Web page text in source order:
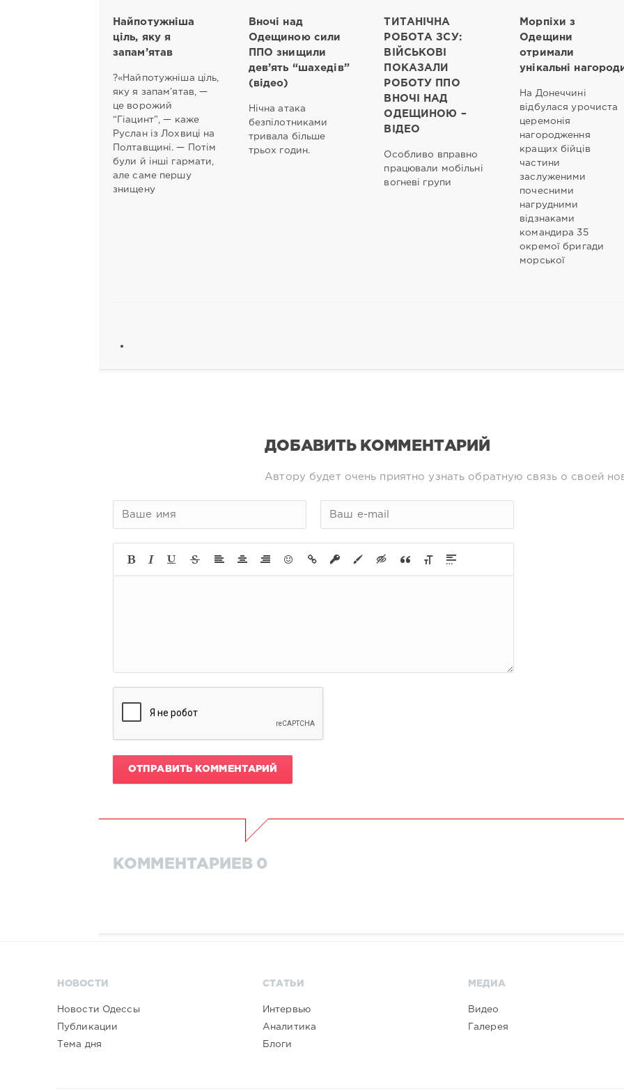
Найпотужніша
ціль, яку я
запам’ятав
?«Найпотужніша ціль,
яку я запам’ятав, —
це ворожий
“Гіацинт”, — каже
Руслан із Лохвиці на
Полтавщині. — Потім
були й інші гармати,
але саме першу
знищену
Вночі над
Одещиною сили
ППО знищили
дев’ять “шахедів”
(відео)
Нічна атака
безпілотниками
тривала більше
трьох годин.
ТИТАНІЧНА
РОБОТА ЗСУ:
ВІЙСЬКОВІ
ПОКАЗАЛИ
РОБОТУ ППО
ВНОЧІ НАД
ОДЕЩИНОЮ –
ВІДЕО
Особливо вправно
працювали мобільні
вогневі групи
Морпіхи з
Одещини
отримали
унікальні
На Донеччині
відбулася урочиста
церемонія
нагородження
кращих бійців
частини
заслуженими
почесними
нагрудними
відзнаками
командира 35
окремої бригади
морської
ДОБАВИТЬ КОММЕНТАРИЙ
Автору будет очень приятно узнать обратную связь о своей
ОТПРАВИТЬ КОММЕНТАРИЙ
КОММЕНТАРИЕВ 0
НОВОСТИ
Новости Одессы
Публикации
Тема дня
СТАТЬИ
Интервью
Аналитика
Блоги
МЕДИА
Видео
Галерея